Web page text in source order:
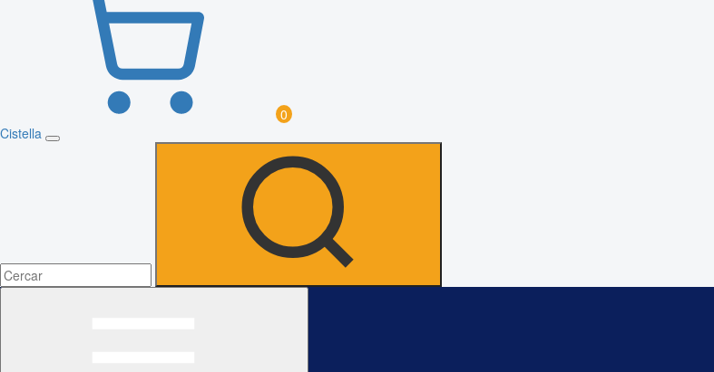
0
Cistella